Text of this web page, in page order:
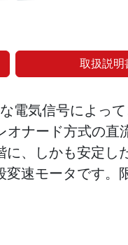
取扱説明
電気信号によっ
ナード方式の直
、しかも安定し
速モータです。